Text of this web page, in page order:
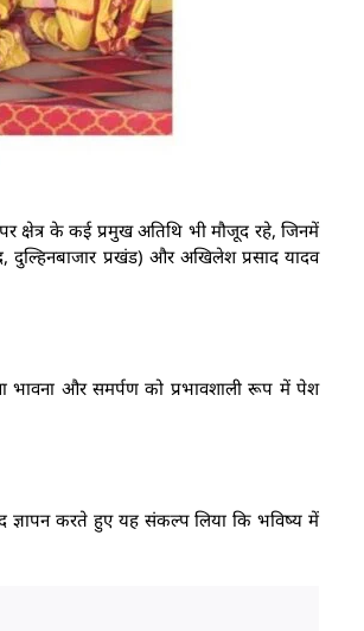
क्षेत्र के कई प्रमुख अतिथि भी मौजूद रहे, जिनमें
दुल्हिनबाजार प्रखंड) और अखिलेश प्रसाद यादव
भावना और समर्पण को प्रभावशाली रूप में पेश
ज्ञापन करते हुए यह संकल्प लिया कि भविष्य में